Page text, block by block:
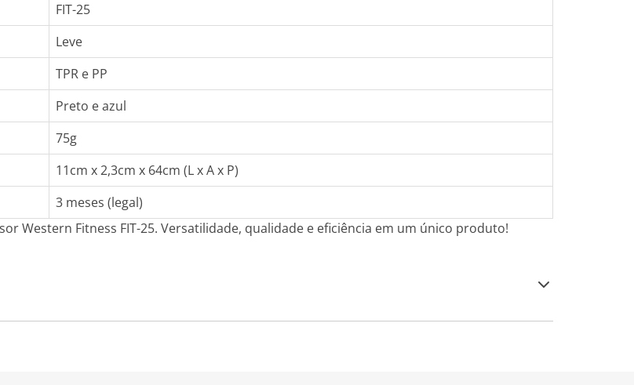
FIT-25
Leve
TPR e PP
Preto e azul
75g
11cm x 2,3cm x 64cm (L x A x P)
3 meses (legal)
Western Fitness FIT-25. Versatilidade, qualidade e eficiência em um único produto!